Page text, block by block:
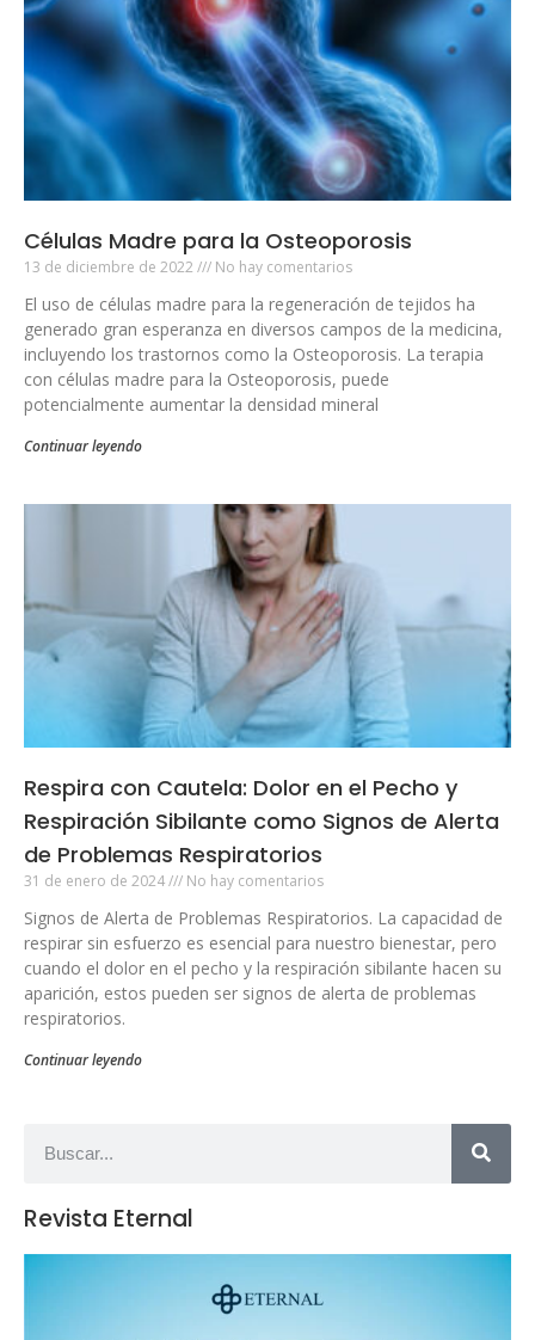
Células Madre para la Osteoporosis
13 de diciembre de 2022 No hay comentarios
El uso de células madre para la regeneración de tejidos ha
generado gran esperanza en diversos campos de la medicina,
incluyendo los trastornos como la Osteoporosis. La terapia
con células madre para la Osteoporosis, puede
potencialmente aumentar la densidad mineral
Continuar leyendo
Respira con Cautela: Dolor en el Pecho y
Respiración Sibilante como Signos de Alerta
de Problemas Respiratorios
31 de enero de 2024 No hay comentarios
Signos de Alerta de Problemas Respiratorios. La capacidad de
respirar sin esfuerzo es esencial para nuestro bienestar, pero
cuando el dolor en el pecho y la respiración sibilante hacen su
aparición, estos pueden ser signos de alerta de problemas
respiratorios.
Continuar leyendo
Revista Eternal